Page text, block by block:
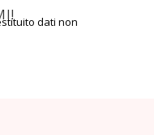
dati non